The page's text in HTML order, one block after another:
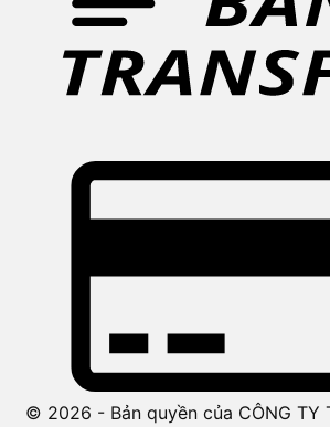
© 2026 - Bản quyền của CÔNG TY